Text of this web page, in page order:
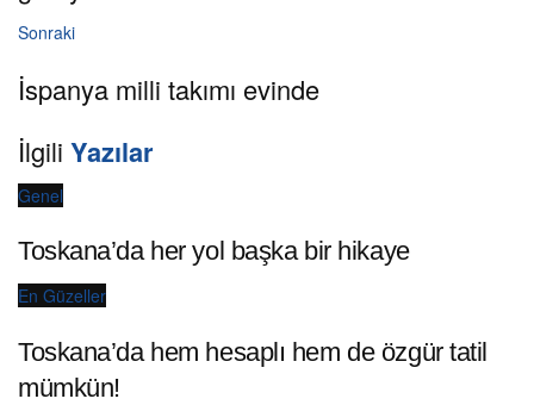
Sonraki
İspanya milli takımı evinde
İlgili Yazılar
Genel
Toskana’da her yol başka bir hikaye
En Güzeller
Toskana’da hem hesaplı hem de özgür tatil
mümkün!